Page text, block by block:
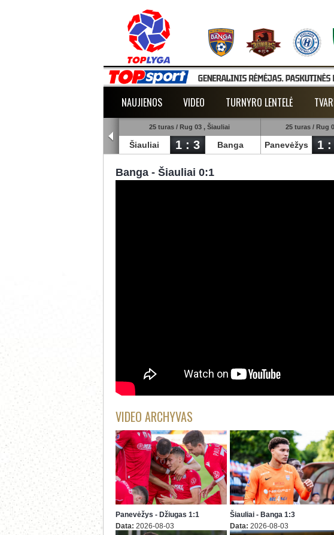
NAUJIENOS VIDEO TURNYRO LENTELĖ
25 turas / Rug 03 , Šiauliai
Šiauliai 1 : 3 Banga
25 turas / Rug
Panevėžys 1 :
Banga - Šiauliai 0:1
VIDEO ARCHYVAS
Panevėžys - Džiugas 1:1
Data: 2026-08-03
Šiauliai - Banga 1:3
Data: 2026-08-03